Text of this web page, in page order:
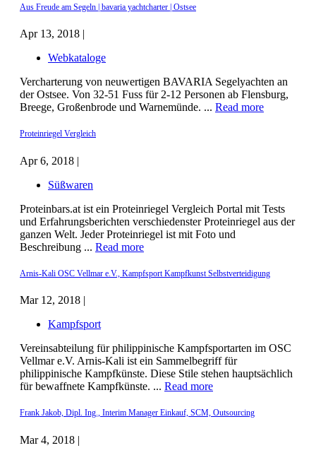
Aus Freude am Segeln | bavaria yachtcharter | Ostsee
Apr 13, 2018 |
Webkataloge
Vercharterung von neuwertigen BAVARIA Segelyachten an
der Ostsee. Von 32-51 Fuss für 2-12 Personen ab Flensburg,
Breege, Großenbrode und Warnemünde. ... Read more
Proteinriegel Vergleich
Apr 6, 2018 |
Süßwaren
Proteinbars.at ist ein Proteinriegel Vergleich Portal mit Tests
und Erfahrungsberichten verschiedenster Proteinriegel aus der
ganzen Welt. Jeder Proteinriegel ist mit Foto und
Beschreibung ... Read more
Arnis-Kali OSC Vellmar e.V., Kampfsport Kampfkunst Selbstverteidigung
Mar 12, 2018 |
Kampfsport
Vereinsabteilung für philippinische Kampfsportarten im OSC
Vellmar e.V. Arnis-Kali ist ein Sammelbegriff für
philippinische Kampfkünste. Diese Stile stehen hauptsächlich
für bewaffnete Kampfkünste. ... Read more
Frank Jakob, Dipl. Ing., Interim Manager Einkauf, SCM, Outsourcing
Mar 4, 2018 |